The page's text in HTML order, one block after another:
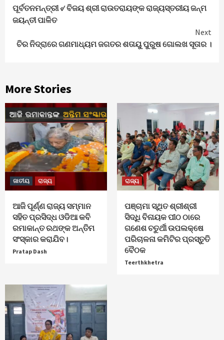
Reading
ପୂର୍ବତନମନ୍ତ୍ରୀ ୰ ବିଜୟ ଶ୍ରୀ ରାଉତରାୟଙ୍କ ରାଜ୍ୟସ୍ତରୀୟ ଜନ୍ମ
ଜୟନ୍ତୀ ପାଳିତ
Next
ଚିର ନିଦ୍ରାରେ ଗଣମାଧ୍ୟମ ଜଗତର ଶତାୟୁ ପୁରୁଷ ଗୋଲଖ ସୂତାର ।
More Stories
ଜାତୀୟ ରାଜ୍ୟ
ଆଜି ପୂର୍ଣ୍ଣ ରାଜ୍ୟ ସମ୍ମାନ
ସହିତ ପ୍ରସିଦ୍ଧ ଓଡିଆ କବି
ରମାକାନ୍ତ ରଥଙ୍କ ଅନ୍ତିମ
ସଂସ୍କାର କରାଯିବ।
Pratap Dash
ରାଜ୍ୟ
ପଞ୍ଚାମା ସ୍ଥିତ ଶ୍ରୀଶ୍ରୀ
ସିଦ୍ଧି ବିନାୟକ ପୀଠ ଠାରେ
ଗଣେଶ ଚତୁର୍ଥୀ ଉପଲକ୍ଷେ
ପରିଚାଳନା କମିଟିର ପ୍ରସ୍ତୁତି
ବୈଠକ
Teerthkhetra